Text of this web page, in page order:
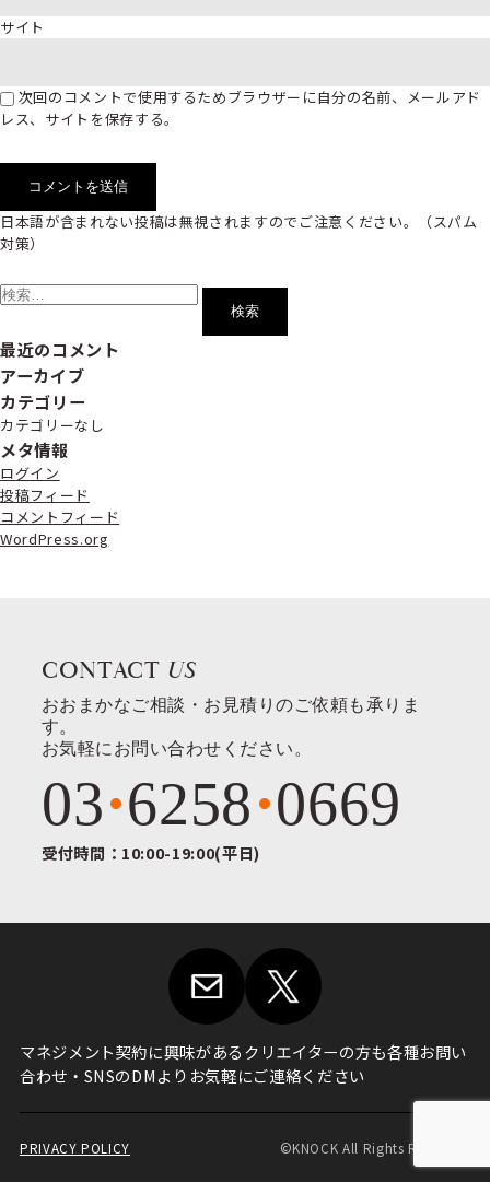
サイト
次回のコメントで使用するためブラウザーに自分の名前、メールアド
レス、サイトを保存する。
日本語が含まれない投稿は無視されますのでご注意ください。（スパム
対策）
索:
最近のコメント
アーカイブ
カテゴリー
カテゴリーなし
メタ情報
ログイン
投稿フィード
コメントフィード
WordPress.org
CONTACT US
おおまかなご相談・お見積りのご依頼も承りま
す。
お気軽にお問い合わせください。
03 6258 0669
受付時間：10:00-19:00(平日)
マネジメント契約に興味があるクリエイターの方も各種お問い
合わせ・ SNSのDMよりお気軽にご連絡ください
PRIVACY POLICY ©KNOCK All Rights Reserved.